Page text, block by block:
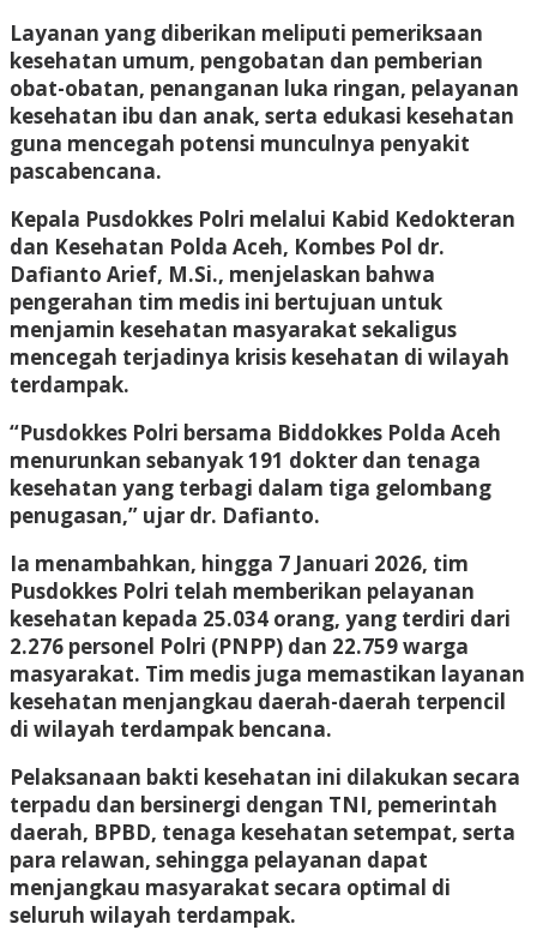
Layanan yang diberikan meliputi pemeriksaan
kesehatan umum, pengobatan dan pemberian
obat-obatan, penanganan luka ringan, pelayanan
kesehatan ibu dan anak, serta edukasi kesehatan
guna mencegah potensi munculnya penyakit
pascabencana.
Kepala Pusdokkes Polri melalui Kabid Kedokteran
dan Kesehatan Polda Aceh, Kombes Pol dr.
Dafianto Arief, M.Si., menjelaskan bahwa
pengerahan tim medis ini bertujuan untuk
menjamin kesehatan masyarakat sekaligus
mencegah terjadinya krisis kesehatan di wilayah
terdampak.
“Pusdokkes Polri bersama Biddokkes Polda Aceh
menurunkan sebanyak 191 dokter dan tenaga
kesehatan yang terbagi dalam tiga gelombang
penugasan,” ujar dr. Dafianto.
Ia menambahkan, hingga 7 Januari 2026, tim
Pusdokkes Polri telah memberikan pelayanan
kesehatan kepada 25.034 orang, yang terdiri dari
2.276 personel Polri (PNPP) dan 22.759 warga
masyarakat. Tim medis juga memastikan layanan
kesehatan menjangkau daerah-daerah terpencil
di wilayah terdampak bencana.
Pelaksanaan bakti kesehatan ini dilakukan secara
terpadu dan bersinergi dengan TNI, pemerintah
daerah, BPBD, tenaga kesehatan setempat, serta
para relawan, sehingga pelayanan dapat
menjangkau masyarakat secara optimal di
seluruh wilayah terdampak.